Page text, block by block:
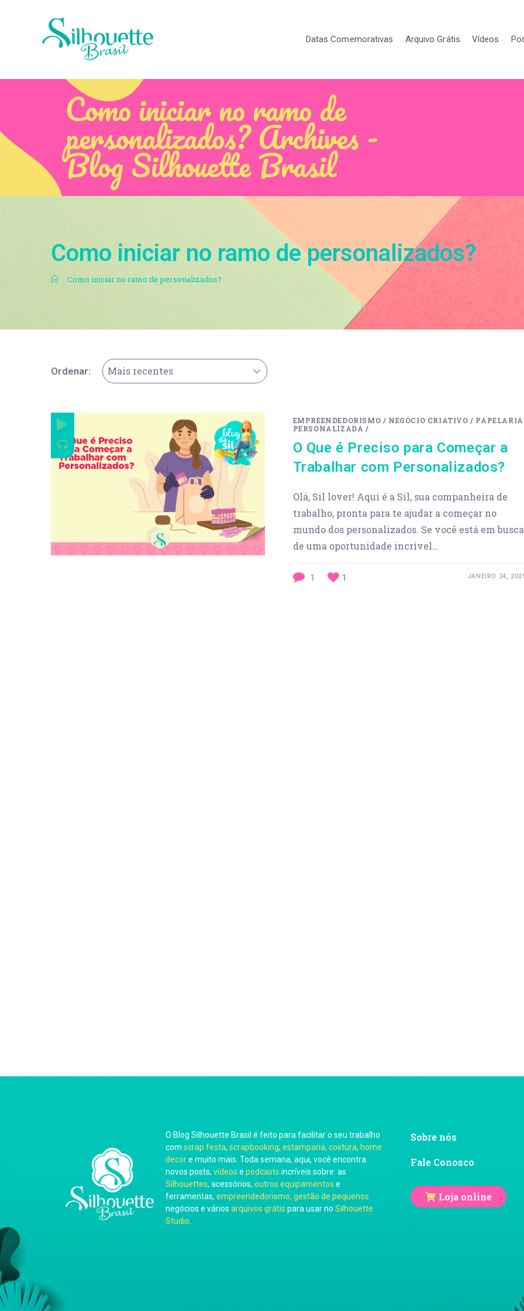
Datas Comemorativas Arquivo Grátis Vídeos
Como iniciar no ramo de
personalizados? Archives -
Blog Silhouette Brasil
Como iniciar no ramo de personalizados?
. Como iniciar no ramo de personalizados?
Ordenar: Mais recentes
EMPREENDEDORISMO / NEGÓCIO CRIATIVO / PAPELARIA
PERSONALIZADA /
O Que é Preciso para Começar a
Trabalhar com Personalizados?
Olá, Sil lover! Aqui é a Sil, sua companheira de
trabalho, pronta para te ajudar a começar no
mundo dos personalizados. Se você está em busca
de uma oportunidade incrível…
1 1 JANEIRO 24,
O Blog Silhouette Brasil é feito para facilitar o seu trabalho
com scrap festa, scrapbooking, estamparia, costura, home
decore muito mais. Toda semana, aqui, você encontra
novos posts, vídeos e podcasts incríveis sobre: as
Silhouettes, acessórios, outros equipamentos e
ferramentas, empreendedorismo, gestão de pequenos
negócios e vários arquivos grátis para usar no Silhouette
Studio
Sobre nós
Fale Conosco
Loja online